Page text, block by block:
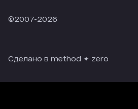
©2007-2026
Сделано в method ✦ zero